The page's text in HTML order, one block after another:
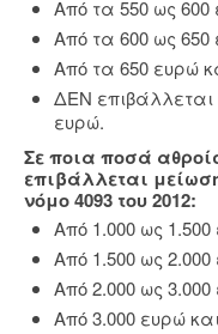
Από τα 550 ως 600
Από τα 600 ως 650
Από τα 650 ευρώ
ΔΕΝ
ευρώ.
Σε ποια ποσά
επιβάλλεται
νόμο 4093 του 2012:
Από 1.000 ως
Από 1.500 ως
Από 2.000 ως
Από 3.000 ευρώ